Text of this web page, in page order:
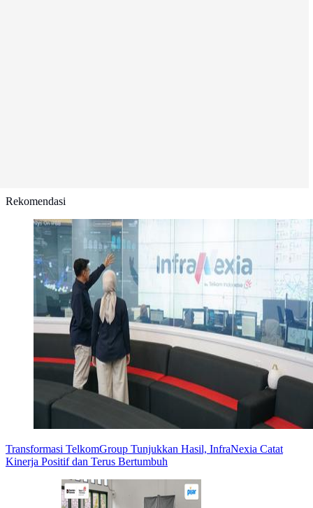
Rekomendasi
Transformasi TelkomGroup Tunjukkan Hasil, InfraNexia Catat
Kinerja Positif dan Terus Bertumbuh